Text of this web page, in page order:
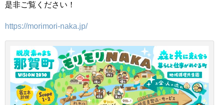
是非ご覧ください！
https://morimori-naka.jp/